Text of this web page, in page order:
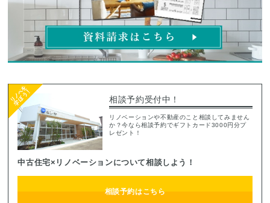
相談予約受付中！
リノベーションや不動産のこと相談してみません
か？今なら相談予約でギフトカード3000円分プ
レゼント！
中古住宅×リノベーションについて相談しよう！
相談予約はこちら